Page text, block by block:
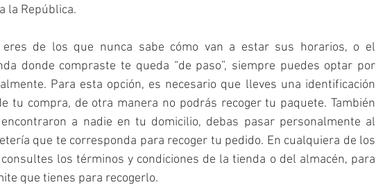
la República.
eres de los que nunca sabe cómo van a estar sus horarios, o el
donde compraste te queda “de paso”, siempre puedes optar por
Para esta opción, es necesario que lleves una identificación
tu compra, de otra manera no podrás recoger tu paquete. También
a nadie en tu domicilio, debas pasar personalmente al
que te corresponda para recoger tu pedido. En cualquiera de los
los términos y condiciones de la tienda o del almacén, para
que tienes para recogerlo.